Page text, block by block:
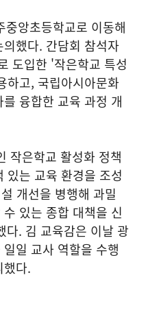
앙초등학교로 이동해
했다. 간담회 참석자
도입한 '작은학교 특성
하고, 국립아시아문화
융합한 교육 과정 개
작은학교 활성화 정책
있는 교육 환경을 조성
개선을 병행해 과밀
있는 종합 대책을 신
다. 김 교육감은 이날 광
일 교사 역할을 수행
다.